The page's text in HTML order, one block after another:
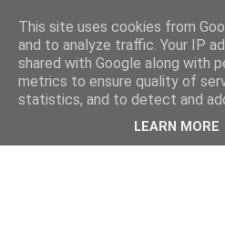
This site uses cookies from
and to analyze traffic. Your IP
shared with Google along with
metrics to ensure quality of
statistics, and to detect and
LEARN MORE